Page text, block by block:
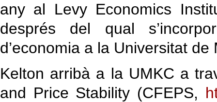
any al Levy Economics
després del qual
d’economia a la Universitat
Kelton arribà a la UMKC a
and Price Stability (CFEPS,